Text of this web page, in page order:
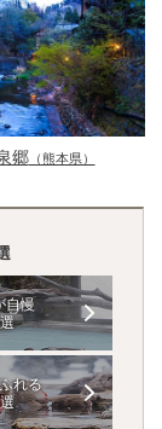
郷（熊本県）
自慢
れる